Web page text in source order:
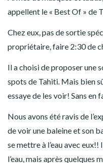
appellent le « Best Of » de
Chez eux, pas de sortie
propriétaire, faire 2:30 de
Il a choisi de proposer une
spots de Tahiti. Mais bien
essaye de les voir! Sans en
Nous avons été ravis de
de voir une baleine et son
se mettre à l’eau avec
l’eau, mais après quelques